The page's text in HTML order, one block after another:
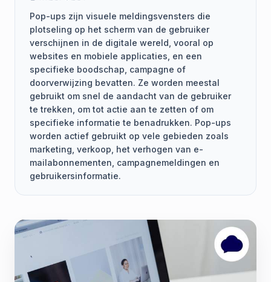
Pop-ups zijn visuele meldingsvensters die
plotseling op het scherm van de gebruiker
verschijnen in de digitale wereld, vooral op
websites en mobiele applicaties, en een
specifieke boodschap, campagne of
doorverwijzing bevatten. Ze worden meestal
gebruikt om snel de aandacht van de gebruiker
te trekken, om tot actie aan te zetten of om
specifieke informatie te benadrukken. Pop-ups
worden actief gebruikt op vele gebieden zoals
marketing, verkoop, het verhogen van e-
mailabonnementen, campagnemeldingen en
gebruikersinformatie.